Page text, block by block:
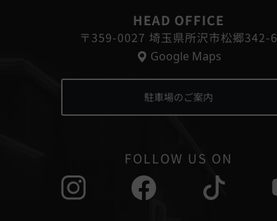
HEAD OFFICE
〒359-0027 埼玉県所沢市松郷342-6
Google Maps
駐車場のご案内
FOLLOW US ON